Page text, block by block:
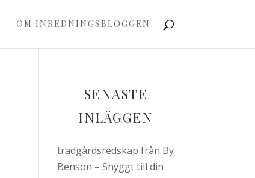
OM INREDNINGSBLOGGEN
SENASTE
INLÄGGEN
trädgårdsredskap från By
Benson – Snyggt till din